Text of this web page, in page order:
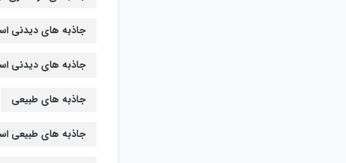
جاذبه های دیدنی
جاذبه های دیدنی
جاذبه های طبیعی
جاذبه های طبیعی